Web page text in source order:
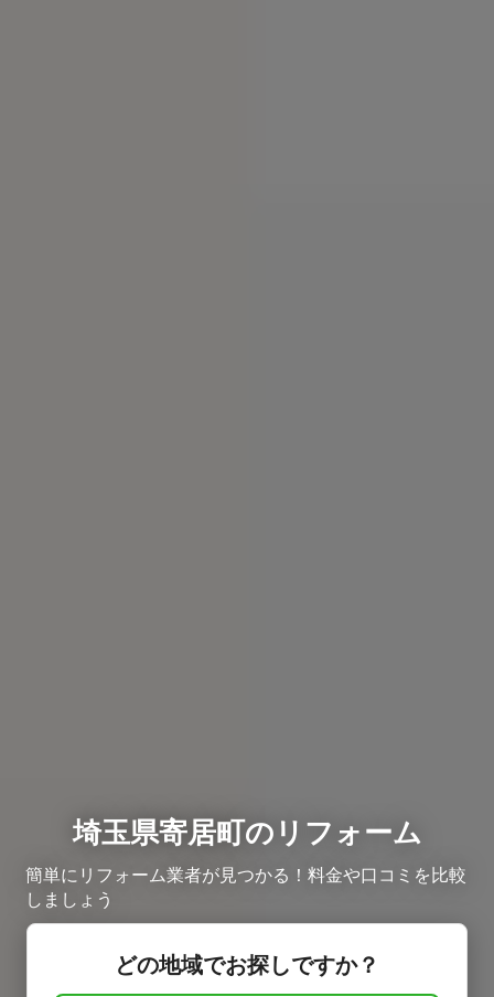
埼玉県寄居町のリフォーム
簡単にリフォーム業者が見つかる！料金や口コミを比較
しましょう
どの地域でお探しですか？